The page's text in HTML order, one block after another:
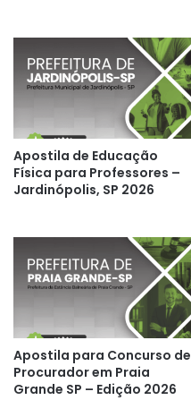
Apostila de Educação
Física para Professores –
Jardinópolis, SP 2026
Apostila para Concurso de
Procurador em Praia
Grande SP – Edição 2026